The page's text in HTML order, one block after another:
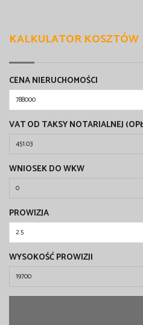
KALKULATOR KOSZTÓW
CENA NIERUCHOMOŚCI
VAT OD TAKSY NOTARIALNEJ
WNIOSEK DO WKW
PROWIZJA
WYSOKOŚĆ PROWIZJI